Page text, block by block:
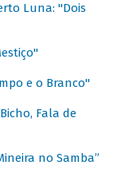
Luna: "Dois
e o Branco"
Fala de
no Samba”